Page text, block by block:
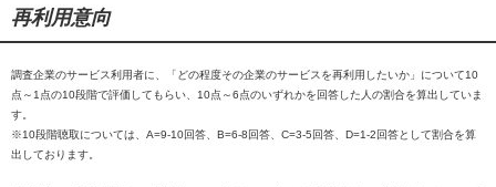
再利用意向
調査企業のサービス利用者に、「どの程度その企業のサービスを再利用したいか」について10
点～1点の10段階で評価してもらい、10点～6点のいずれかを回答した人の割合を算出していま
す。
※10段階聴取については、A=9-10回答、B=6-8回答、C=3-5回答、D=1-2回答として割合を算
出しております。